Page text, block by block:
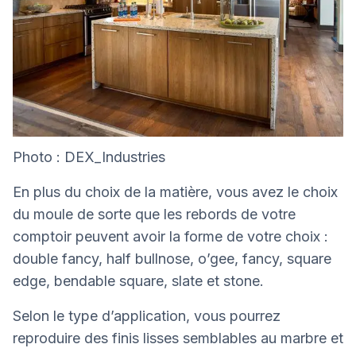
Photo : DEX_Industries
En plus du choix de la matière, vous avez le choix
du moule de sorte que les rebords de votre
comptoir peuvent avoir la forme de votre choix :
double fancy, half bullnose, o’gee, fancy, square
edge, bendable square, slate et stone.
Selon le type d’application, vous pourrez
reproduire des finis lisses semblables au marbre et